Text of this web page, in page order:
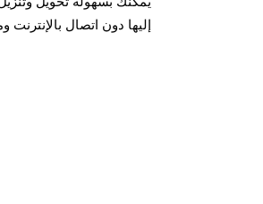
إليها دون اتصال بالإنترنت